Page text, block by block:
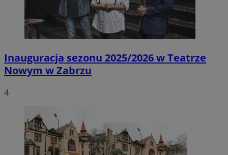
Inauguracja sezonu 2025/2026 w Teatrze
Nowym w Zabrzu
4